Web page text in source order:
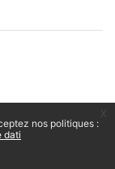
nos politiques :
dati